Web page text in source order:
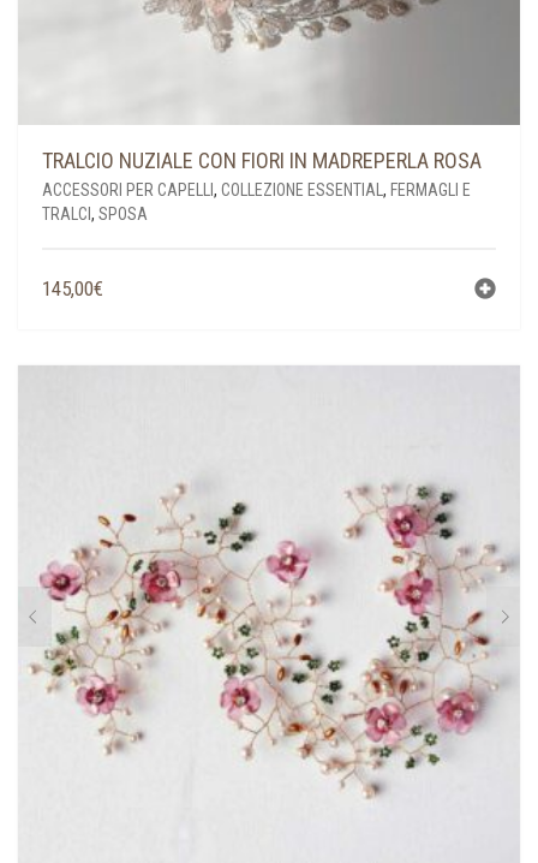
TRALCIO NUZIALE CON FIORI IN MADREPERLA ROSA
ACCESSORI PER CAPELLI , COLLEZIONE ESSENTIAL , FERMAGLI E
TRALCI , SPOSA
145,00€